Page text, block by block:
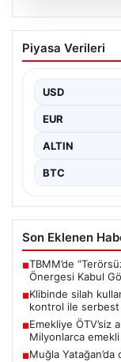
06.08.2026
Klibinde
Keskin ile
Piyasa Verileri
USD
EUR
ALTIN
BTC
Son Eklenen
■TBMM’de
Önergesi Kabul
■Klibinde silah
kontrol ile serbest
■Emekliye ÖTV’siz
Milyonlarca
■Muğla Yatağan’da